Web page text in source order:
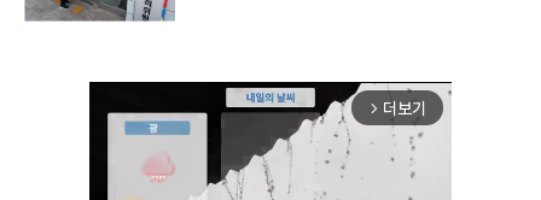
arrow_forward_ios 더보기